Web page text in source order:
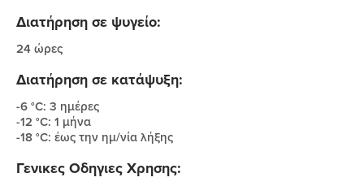
Διατήρηση σε ψυγείο:
24 ώρες
Διατήρηση σε κατάψυξη:
-6 °C: 3 ημέρες
-12 °C: 1 μήνα
-18 °C: έως την ημ/νία λήξης
Γενικες Οδηγιες Χρησης: